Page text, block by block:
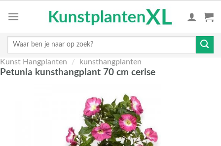
Zoeken
Kunst Hangplanten / kunsthangplanten
Petunia kunsthangplant 70 cm cerise